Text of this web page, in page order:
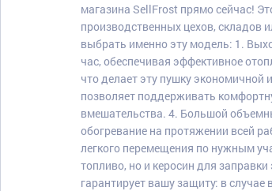
магазина SellFrost прямо сейчас!
производственных цехов, складов
выбрать именно эту модель: 1.
час, обеспечивая эффективное
что делает эту пушку экономичной
позволяет поддерживать
вмешательства. 4. Большой
обогревание на протяжении всей
легкого перемещения по нужным
топливо, но и керосин для
гарантирует вашу защиту: в